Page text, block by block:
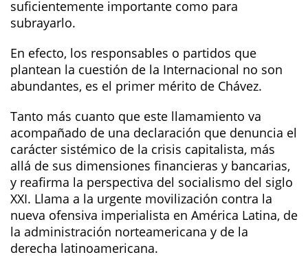
suficientemente importante como para
subrayarlo.
En efecto, los responsables o partidos que
plantean la cuestión de la Internacional no son
abundantes, es el primer mérito de Chávez.
Tanto más cuanto que este llamamiento va
acompañado de una declaración que denuncia el
carácter sistémico de la crisis capitalista, más
allá de sus dimensiones financieras y bancarias,
y reafirma la perspectiva del socialismo del siglo
XXI. Llama a la urgente movilización contra la
nueva ofensiva imperialista en América Latina, de
la administración norteamericana y de la
derecha latinoamericana.